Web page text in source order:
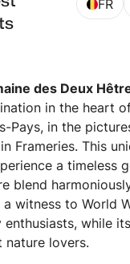
FR
des Deux
in the heart
Pays, in the
Frameries. This
a timeless
blend
witness to World
while
nature lovers.